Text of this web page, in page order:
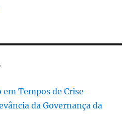
em Tempos de Crise
da Governança da